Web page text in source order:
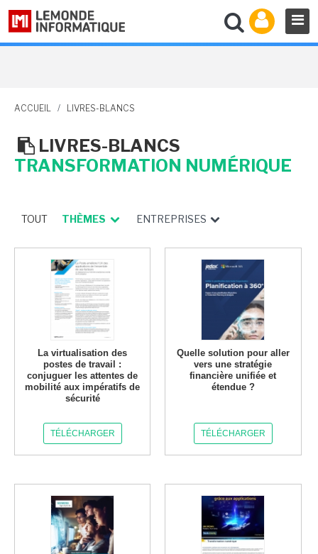
ACCUEIL / LIVRES-BLANCS
LIVRES-BLANCS
TRANSFORMATION NUMÉRIQUE
TOUT THÈMES ENTREPRISES
La virtualisation des
postes de travail :
conjuguer les attentes de
mobilité aux impératifs de
sécurité
TÉLÉCHARGER
Quelle solution pour aller
vers une stratégie
financière unifiée et
étendue ?
TÉLÉCHARGER